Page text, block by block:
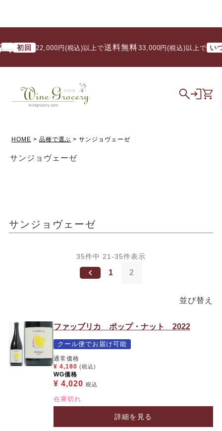
回 22,000円(税込)以上で送料無料/ 33,000円(税込)以上で いつでも
HOME 品種で選ぶ サンジョヴェーゼ
サンジョヴェーゼ
サンジョヴェーゼ
並び替え
35件中 21 -35件表示
1 2
ファッブリカ ポップ・ナット 2022
クール便でお届け可能
通常価格
¥ 4,180 (税込)
WG価格
¥ 4,020 税込
在庫切れ
詳細を見る